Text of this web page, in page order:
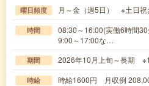
曜日頻度 月～金（週5日） ※土日祝
時間
08:30～16:00(実働6時間
9:00～17:00な…
期間 2026年10月上旬～長期
時給 時給1600円 月収例